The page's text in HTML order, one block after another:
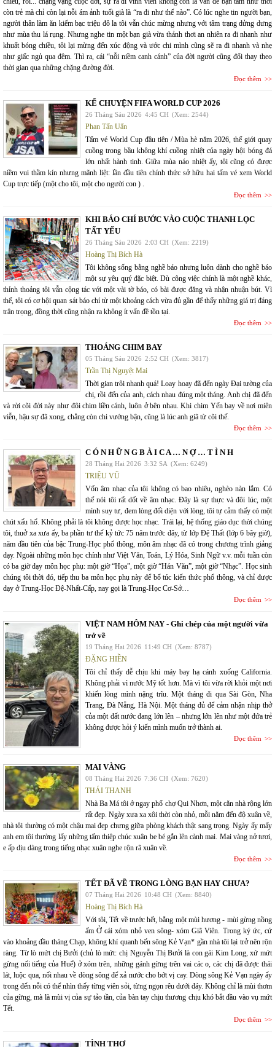
còn trẻ mà chỉ còn lại nỗi ám ảnh tuổi già là “ra đi như thế nào”. Có lúc nghe tin người bạn,
người thân làm ăn kiếm bạc triệu đô la tôi vẫn chúc mừng nhưng với tâm trạng dửng dưng
như mùa thu lá rụng. Nhưng nghe tin một bạn già vừa thảnh thơi an nhiên ra đi nhanh như
khuất bóng chiều, tôi lại mừng đến xúc động và ước chi mình cũng sẽ ra đi nhanh và nhẹ
như giấc ngủ qua đêm. Thì ra, cái “nỗi niềm canh cánh” của đời người cũng đổi thay theo
thời gian qua những chặng đường đời.
Đọc thêm
KỂ CHUYỆN FIFA WORLD CUP 2026
26 Tháng Sáu 2026 4:45 CH (Xem: 2544)
Phan Tấn Uẩn
Tấm vé World Cup đầu tiên / Mùa hè năm 2026, thế giới quay
cuồng trong bầu không khí cuồng nhiệt của ngày hội bóng đá
lớn nhất hành tinh. Giữa mùa náo nhiệt ấy, tôi cũng có được
niềm vui thầm kín nhưng mãnh liệt: lần đầu tiên chính thức sở hữu hai tấm vé xem World
Cup trực tiếp (một cho tôi, một cho người con ) .
Đọc thêm
KHI BÁO CHÍ BƯỚC VÀO CUỘC THANH LỌC
TẤT YẾU
26 Tháng Sáu 2026 2:03 CH (Xem: 2219)
Hoàng Thị Bích Hà
Tôi không sống bằng nghề báo nhưng luôn dành cho nghề báo
một sự yêu quý đặc biệt. Dù công việc chính là một nghề khác,
thỉnh thoảng tôi vẫn cộng tác với một vài tờ báo, có bài được đăng và nhận nhuận bút. Vì
thế, tôi có cơ hội quan sát báo chí từ một khoảng cách vừa đủ gần để thấy những giá trị đáng
trân trọng, đồng thời cũng nhận ra không ít vấn đề tồn tại.
Đọc thêm
THOÁNG CHIM BAY
05 Tháng Sáu 2026 2:52 CH (Xem: 3817)
Trần Thị Nguyệt Mai
Thời gian trôi nhanh quá! Loay hoay đã đến ngày Đại tường của
chị, rồi đến của anh, cách nhau đúng một tháng. Anh chị đã đến
và rời cõi đời này như đôi chim liền cánh, luôn ở bên nhau. Khi chim Yến bay về nơi miên
viễn, hậu sự đã xong, chẳng còn chi vướng bận, cũng là lúc anh giã từ cõi thế.
Đọc thêm
C Ó N H Ữ N G B À I C A … N Ợ … T Ì N H
28 Tháng Hai 2026 3:32 SA (Xem: 6249)
TRIỆU VŨ
Vốn âm nhạc của tôi không có bao nhiêu, nghèo nàn lắm. Có
thể nói tôi rất dốt về âm nhạc. Đây là sự thực và đôi lúc, một
mình suy tư, đem lòng đối diện với lòng, tôi tự cảm thấy có một
chút xấu hổ. Không phải là tôi không được học nhạc. Trái lại, hệ thống giáo dục thời chúng
tôi, thuở xa xưa ấy, ba phần tư thế kỷ tức 75 năm trước đây, từ lớp Đệ Thất (lớp 6 bây giờ),
năm đầu tiên của bậc Trung-Học phổ thông, môn âm nhạc đã có trong chương trình giảng
dạy. Ngoài những môn học chính như Việt Văn, Toán, Lý Hóa, Sinh Ngữ v.v. mỗi tuần còn
có ba giờ dạy môn học phụ: một giờ “Họa”, một giờ “Hán Văn”, một giờ “Nhạc”. Học sinh
chúng tôi thời đó, tiếp thu ba môn học phụ này để bổ túc kiến thức phổ thông, và chỉ được
dạy ở Trung-Học Đệ-Nhất-Cấp, nay gọi là Trung-Học Cơ-Sở…
Đọc thêm
VIỆT NAM HÔM NAY - Ghi chép của một người vừa
trở về
19 Tháng Hai 2026 11:49 CH (Xem: 8787)
ĐẶNG HIỀN
Tôi chỉ thấy dễ chịu khi máy bay hạ cánh xuống California.
Không phải vì nước Mỹ tốt hơn. Mà vì tôi vừa rời khỏi một nơi
khiến lòng mình nặng trĩu. Một tháng đi qua Sài Gòn, Nha
Trang, Đà Nẵng, Hà Nội. Một tháng đủ để cảm nhận nhịp thở
của một đất nước đang lớn lên – nhưng lớn lên như một đứa trẻ
không được hỏi ý kiến mình muốn trở thành ai.
Đọc thêm
MAI VÀNG
08 Tháng Hai 2026 7:36 CH (Xem: 7620)
THÁI THANH
Nhà Ba Má tôi ở ngay phố chợ Qui Nhơn, một căn nhà rộng lớn
rất đẹp. Ngày xưa xa xôi thời còn nhỏ, mỗi năm đến độ xuân về,
nhà tôi thường có một chậu mai đẹp chưng giữa phòng khách thật sang trọng. Ngày ấy mấy
anh em tôi thường lấy những tấm thiệp chúc xuân be bé gắn lên cành mai. Mai vàng nở tươi,
e ấp dịu dàng trong tiếng nhạc xuân nghe rộn rã xuân về.
Đọc thêm
TẾT ĐÃ VỀ TRONG LÒNG BẠN HAY CHƯA?
07 Tháng Hai 2026 10:48 CH (Xem: 8840)
Hoàng Thị Bích Hà
Với tôi, Tết về trước hết, bằng một mùi hương - mùi gừng nồng
ấm Ở cái xóm nhỏ ven sông- xóm Giã Viên. Trong ký ức, cứ
vào khoảng đầu tháng Chạp, không khí quanh bến sông Kẻ Vạn* gần nhà tôi lại trở nên rộn
ràng. Từ lò mứt chị Bưởi (chủ lò mứt: chị Nguyễn Thị Bưởi là con gái Kim Long, xứ mứt
gừng nổi tiếng của Huế) ở xóm trên, những gánh gừng trên vai các o, các chị đã được thái
lát, luộc qua, nối nhau về dòng sông để xả nước cho bớt vị cay. Dòng sông Kẻ Vạn ngày ấy
trong đến nỗi có thể nhìn thấy từng viên sỏi, từng ngọn rêu dưới đáy. Không chỉ là mùi thơm
của gừng, mà là mùi vị của sự tảo tần, của bàn tay chịu thương chịu khó bắt đầu vào vụ mứt
Tết.
Đọc thêm
TÌNH THƠ